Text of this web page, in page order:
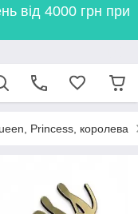
від 4000 грн при
Princess, королева